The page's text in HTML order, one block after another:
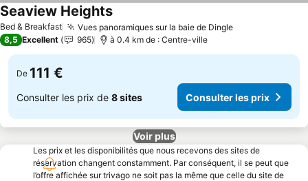
Bed & Breakfast Vues panoramiques sur la baie de Dingle
Seaview Heights
8,5 Excellent 965 à 0.4 km de : Centre-ville
De 111 €
Consulter les prix de 8 sites Consulter les prix
Voir plus
Les prix et les disponibilités que nous recevons des sites de
réservation changent constamment. Par conséquent, il se peut que
l’offre affichée sur trivago ne soit pas la même que celle du site de